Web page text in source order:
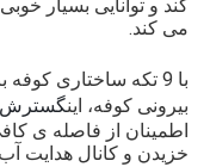
کند و توانایی بسیار
می کند.
بیرونی کوفه، اینگسترش
اطمینان از فاصله ی
خزیدن و کانال هدایت